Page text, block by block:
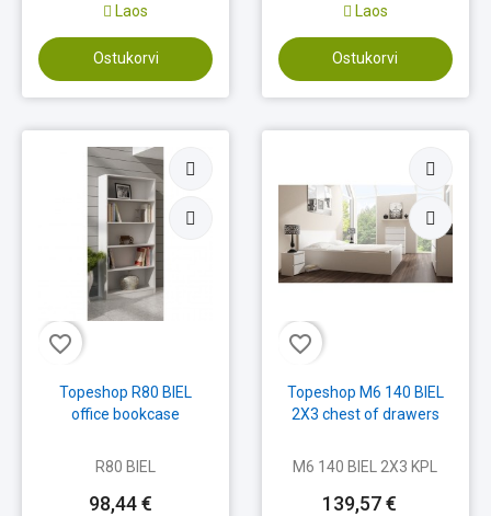
Laos
Ostukorvi
Laos
Ostukorvi
favorite_border
Topeshop R80 BIEL
office bookcase
R80 BIEL
98,44 €
favorite_border
Topeshop M6 140 BIEL
2X3 chest of drawers
M6 140 BIEL 2X3 KPL
139,57 €